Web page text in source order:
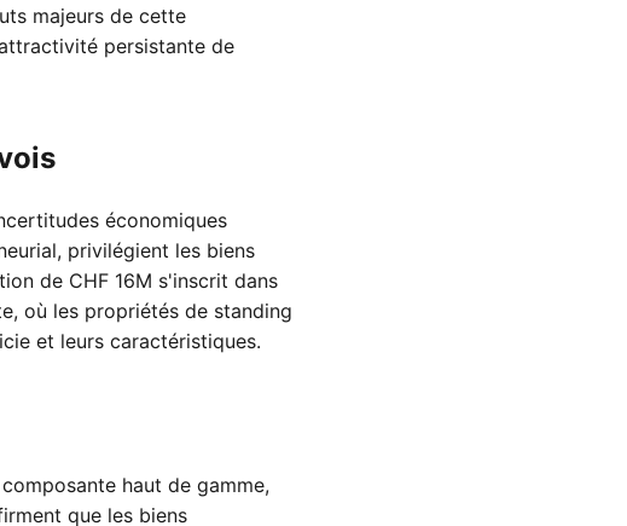
majeurs de cette
persistante de
économiques
privilégient les biens
de CHF 16M s'inscrit dans
où les propriétés de standing
et leurs caractéristiques.
haut de gamme,
que les biens